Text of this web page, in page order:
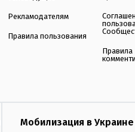
Рекламодателям
Правила пользования
Правила
Мобилизация в Украине